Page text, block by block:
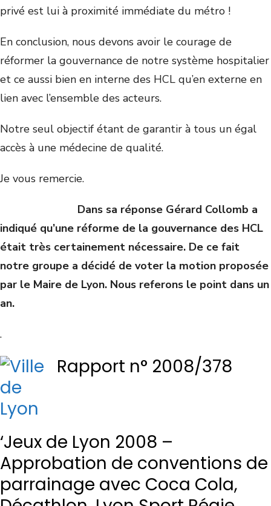
privé est lui à proximité immédiate du métro !
En conclusion, nous devons avoir le courage de
réformer la gouvernance de notre système hospitalier
et ce aussi bien en interne des HCL qu’en externe en
lien avec l’ensemble des acteurs.
Notre seul objectif étant de garantir à tous un égal
accès à une médecine de qualité.
Je vous remercie.
Dans sa réponse Gérard Collomb a
indiqué qu’une réforme de la gouvernance des HCL
était très certainement nécessaire. De ce fait
notre groupe a décidé de voter la motion proposée
par le Maire de Lyon. Nous referons le point dans un
an.
.
Rapport n° 2008/378
‘Jeux de Lyon 2008 –
Approbation de conventions de
parrainage avec Coca Cola,